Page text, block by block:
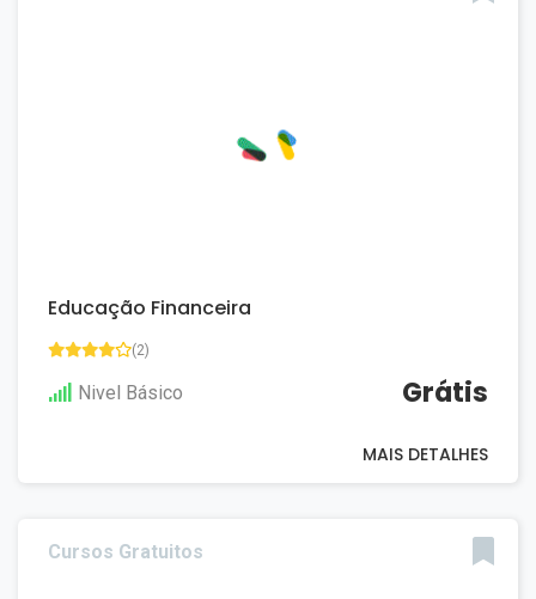
Educação Financeira
(2)
Nivel Básico Grátis
MAIS DETALHES
Cursos Gratuitos